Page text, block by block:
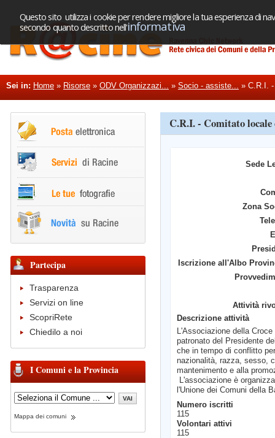
Questo sito utilizza i cookie per rendere migliore la tua esperienza di
secondo quanto descritto nell'informativa
Sei in: Home » Risorse » ODV Organizzazi... » Socio - assiste... » C.R.I.
Partecipa
Trasparenza
Servizi on line
ScopriRete
Chiedilo a noi
I Comuni e la Provincia
Mappa dei comuni
C.R.I. - Comitato
Sede
Zona
Iscrizione all'Albo
Attività
Descrizione attività
L'Associazione della
patronato del Presidente
che in tempo di conflitto
nazionalità, razza, sesso,
mantenimento e alla
L'associazione è
l'Unione dei Comuni della
Numero iscritti
115
Volontari attivi
115